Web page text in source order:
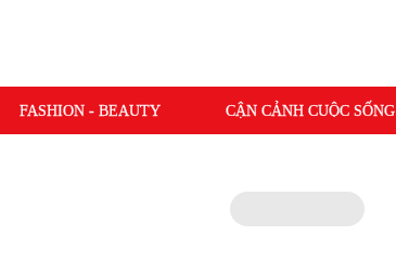
FASHION - BEAUTY CẬN CẢNH CUỘC SỐNG